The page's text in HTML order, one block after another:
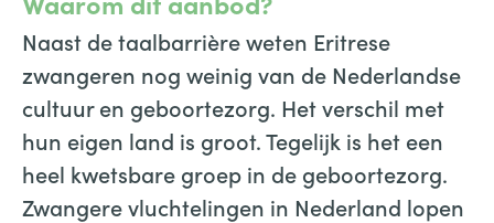
Naast de taalbarrière weten Eritrese
zwangeren nog weinig van de Nederlandse
cultuur en geboortezorg. Het verschil met
hun eigen land is groot. Tegelijk is het een
heel kwetsbare groep in de geboortezorg.
Zwangere vluchtelingen in Nederland lopen